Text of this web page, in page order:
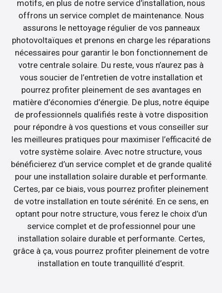
motifs, en plus de notre service d’installation, nous
offrons un service complet de maintenance. Nous
assurons le nettoyage régulier de vos panneaux
photovoltaïques et prenons en charge les réparations
nécessaires pour garantir le bon fonctionnement de
votre centrale solaire. Du reste, vous n’aurez pas à
vous soucier de l’entretien de votre installation et
pourrez profiter pleinement de ses avantages en
matière d’économies d’énergie. De plus, notre équipe
de professionnels qualifiés reste à votre disposition
pour répondre à vos questions et vous conseiller sur
les meilleures pratiques pour maximiser l’efficacité de
votre système solaire. Avec notre structure, vous
bénéficierez d’un service complet et de grande qualité
pour une installation solaire durable et performante.
Certes, par ce biais, vous pourrez profiter pleinement
de votre installation en toute sérénité. En ce sens, en
optant pour notre structure, vous ferez le choix d’un
service complet et de professionnel pour une
installation solaire durable et performante. Certes,
grâce à ça, vous pourrez profiter pleinement de votre
installation en toute tranquillité d’esprit.